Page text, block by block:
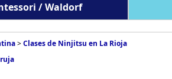
/ Waldorf
>Clases de Ninjitsu en La Rioja